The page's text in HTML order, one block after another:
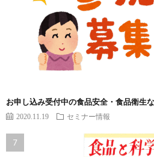
お申し込み受付中の食品安全・食品衛生
2020.11.19 セミナー情報